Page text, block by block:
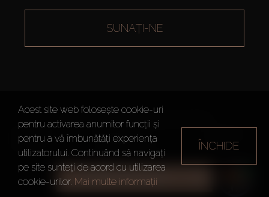
TOATE FILTRELE
SUNAȚI-NE
AX CAPITAL ©2026 Toate drepturile rezervate
Termeni de
utilizare
Politica de
Confidențialitate
ului
Acest site web folosește cookie-uri
pentru activarea anumitor funcții și
pentru a vă îmbunătăți experiența
utilizatorului. Continuând să navigați
pe site sunteți de acord cu utilizarea
cookie-urilor. Mai multe informații
ÎNCHIDE